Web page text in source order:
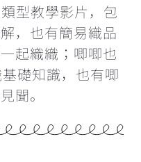
？手痛該怎麼辦？
型教學影片，包
，也有簡易織品
起織織；唧唧也
礎知識，也有唧
聞。